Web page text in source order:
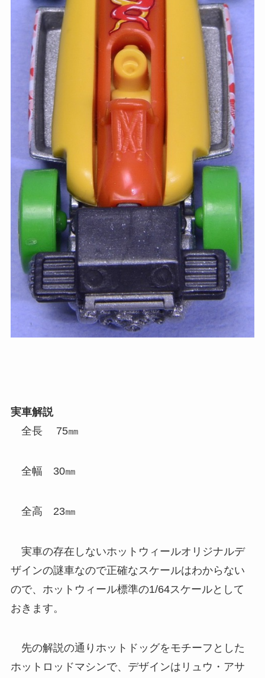
実車解説
全長 75㎜
全幅 30㎜
全高 23㎜
実車の存在しないホットウィールオリジナルデ
ザインの謎車なので正確なスケールはわからない
ので、ホットウィール標準の1/64スケールとして
おきます。
先の解説の通りホットドッグをモチーフとした
ホットロッドマシンで、デザインはリュウ・アサ